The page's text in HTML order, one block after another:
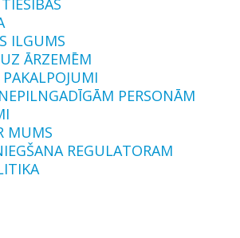
ILGUMS
ĀRZEMĒM
PAKALPOJUMI
PERSONĀM
MUMS
REGULATORAM